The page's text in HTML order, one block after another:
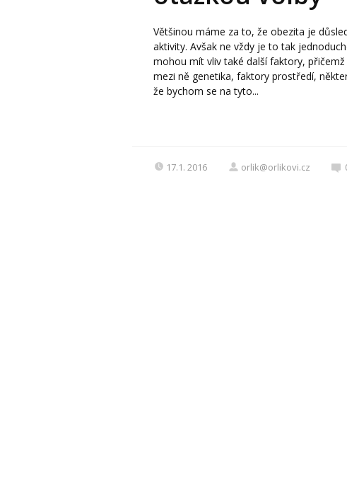
Většinou máme za to, že obezita je
aktivity. Avšak ne vždy je to tak
mohou mít vliv také další faktory,
mezi ně genetika, faktory prostředí,
že bychom se na tyto...
17.1. 2016 orlik@orlikovi.cz